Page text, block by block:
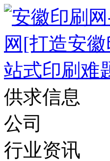
供求信息
公司
行业资讯